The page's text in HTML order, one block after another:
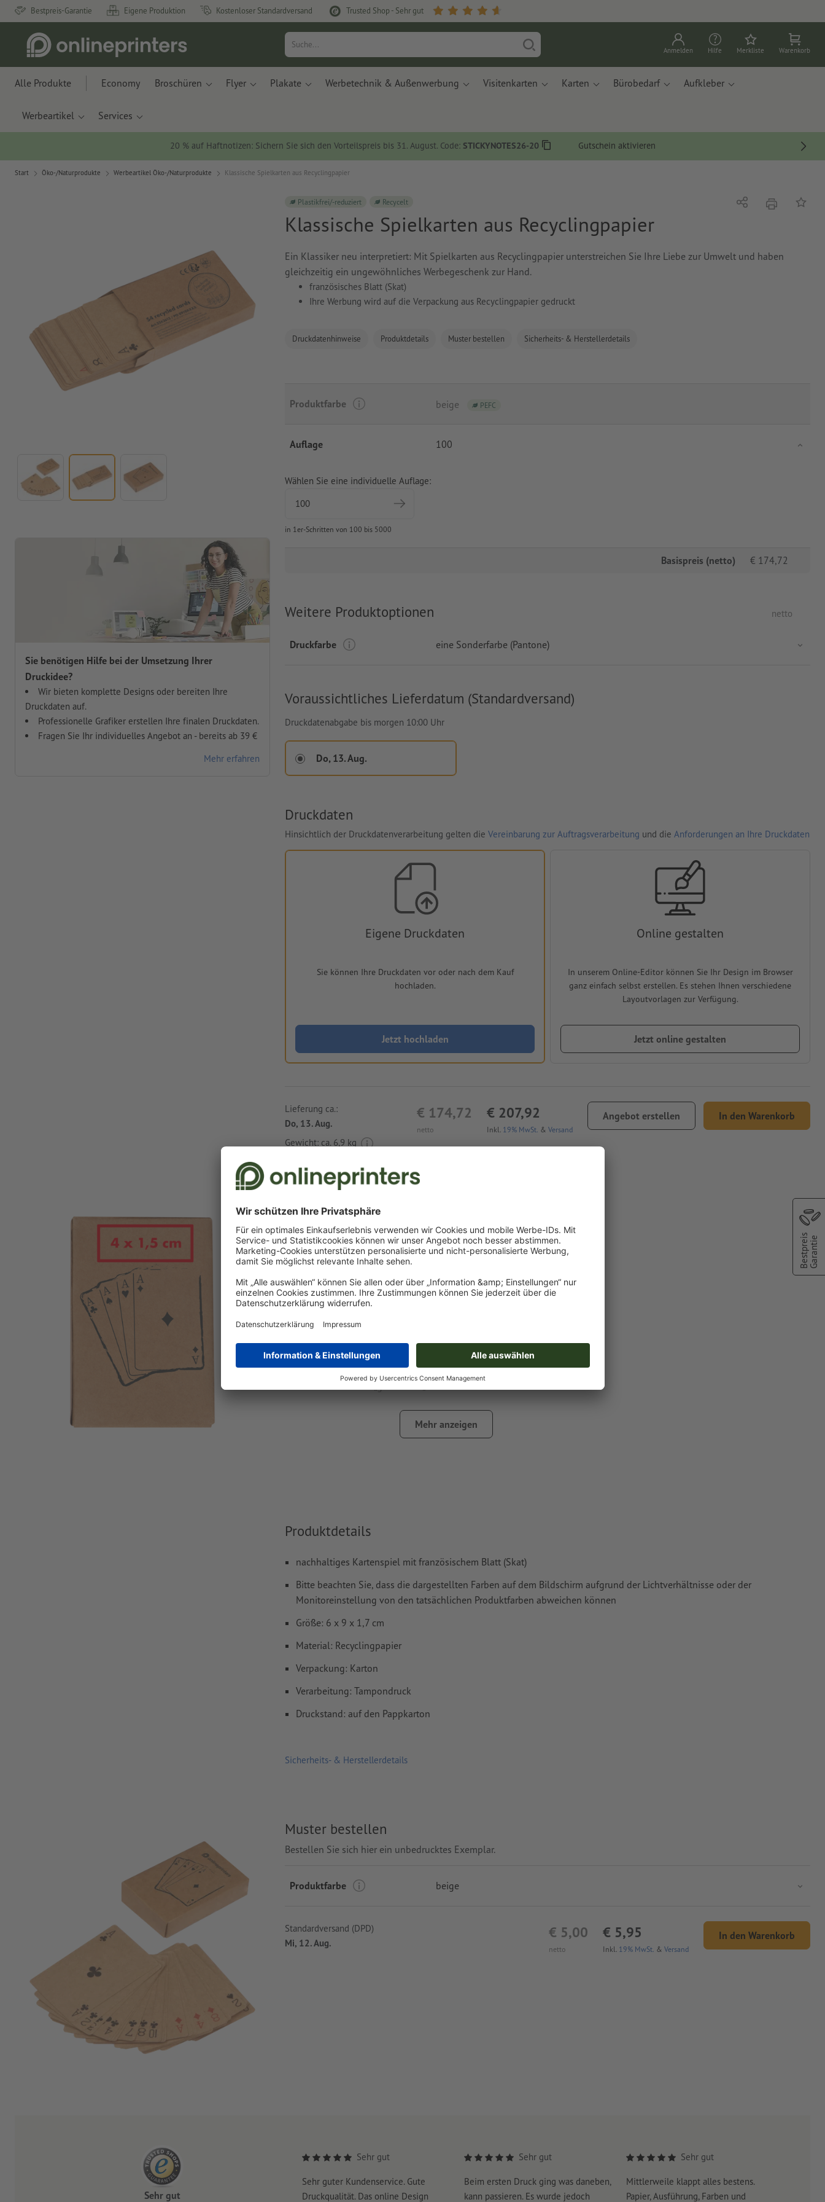
Bestpreis-Garantie Eigene Produktion Kostenloser Standardversand Trusted Shop - Sehr gut
Anmelden Hilfe Merkliste Warenkorb
Alle Produkte Economy Broschüren Flyer Plakate Werbetechnik & Außenwerbung Visitenkarten Karten Bürobedarf Aufkleber
Werbeartikel Services
20 % auf Haftnotizen: Sichern Sie sich den Vorteilspreis bis 31. August. Code: STICKYNOTES26-20 Gutschein aktivieren
Start Öko-/Naturprodukte Werbeartikel Öko-/Naturprodukte Klassische Spielkarten aus Recyclingpapier
Plastikfrei/-reduziert Recycelt
Klassische Spielkarten aus Recyclingpapier
Sie benötigen Hilfe bei der Umsetzung Ihrer
Druckidee?
Wir bieten komplette Designs oder bereiten Ihre
Druckdaten auf.
Professionelle Grafiker erstellen Ihre finalen Druckdaten.
Fragen Sie Ihr individuelles Angebot an - bereits ab 39 €
Mehr erfahren
Ein Klassiker neu interpretiert: Mit Spielkarten aus Recyclingpapier unterstreichen Sie Ihre Liebe zur Umwelt und haben
gleichzeitig ein ungewöhnliches Werbegeschenk zur Hand.
französisches Blatt (Skat)
Ihre Werbung wird auf die Verpackung aus Recyclingpapier gedruckt
Druckdatenhinweise Produktdetails Muster bestellen Sicherheits- & Herstellerdetails
Teilen DruckenAuf
Produktfarbe beige PEFC
Auflage 100
Wählen Sie eine individuelle Auflage:
in 1er-Schritten von 100 bis 5000
Basispreis (netto) € 174,72
Weitere Produktoptionen netto
Druckfarbe eine Sonderfarbe (Pantone)
Voraussichtliches Lieferdatum (Standardversand)
Druckdatenabgabe bis morgen 10:00 Uhr
Do, 13. Aug.
Druckdaten
Hinsichtlich der Druckdatenverarbeitung gelten die Vereinbarung zur Auftragsverarbeitung und die Anforderungen an Ihre Druckdaten
Eigene Druckdaten
Sie können Ihre Druckdaten vor oder nach dem Kauf
hochladen.
Jetzt hochladen
Online gestalten
In unserem Online-Editor können Sie Ihr Design im Browser
ganz einfach selbst erstellen. Es stehen Ihnen verschiedene
Layoutvorlagen zur Verfügung.
Jetzt online gestalten
netto
€ 174,72
Inkl. 19% MwSt. & Versand
€ 207,92 Angebot erstellen In den Warenkorb
Lieferung ca.:
Do, 13. Aug.
Gewicht: ca. 6,9 kg
Druckdatenhinweise Klassische Spielkarten aus
Recyclingpapier
Datenformat:4 x 1,5 cm
Besonderheiten bei der Druckdatenerstellung:
das Produkt ist mit einer bzw. zwei
und Neonfarben)
Gold (Pantone 871 C) und Silber (Pantone 877 C) sind als Druckfarben
möglich. Bitte benennen Sie dafür die in Ihren Druckdaten angelegte
das Trägermaterial kann beimDruck mit weißer Farbe
Das druckfertige PDF darf nur Vektoren enthalten; JPEG- oder TIFF-
Mehr anzeigen
Produktdetails
nachhaltiges Kartenspiel mit französischem Blatt (Skat)
Bitte beachten Sie, dass die dargestellten Farben auf dem Bildschirm aufgrund der Lichtverhältnisse oder der
Monitoreinstellung von den tatsächlichen Produktfarben abweichen können
Größe: 6 x 9 x 1,7 cm
Material: Recyclingpapier
Verpackung: Karton
Verarbeitung: Tampondruck
Druckstand: auf den Pappkarton
Sicherheits- & Herstellerdetails
Muster bestellen
Bestellen Sie sich hier ein unbedrucktes Exemplar.
Produktfarbe beige
netto
€ 5,00
Inkl. 19% MwSt. & Versand
€ 5,95 In den Warenkorb
Standardversand (DPD)
Mi, 12. Aug.
Sehr gut
Sehr gut
Sehr guter Kundenservice. Gute
Druckqualität. Das online Design
Sehr gut
Beim ersten Druck ging was daneben,
kann passieren. Es wurde jedoch
Sehr gut
Mittlerweile klappt alles bestens.
Papier, Ausführung, Farben und
BestpreisGarantie